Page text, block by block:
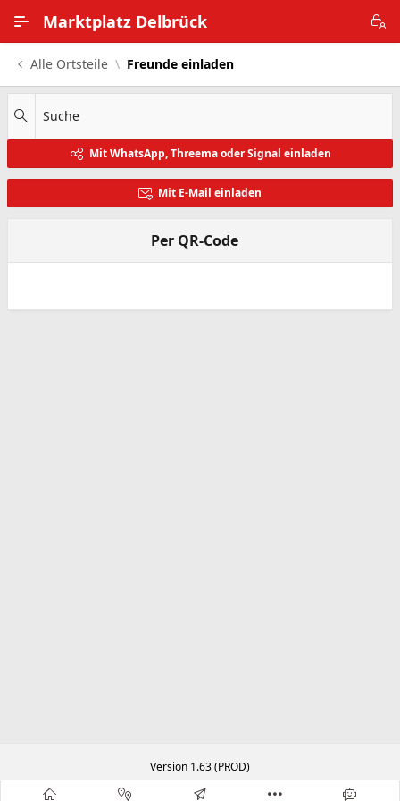
Marktplatz Delbrück
Alle Ortsteile
Impressum
Nutzungsbedingungen
Alle Ortsteile Freunde einladen
Suche
Mit WhatsApp, Threema oder Signal einladen
Mit E-Mail einladen
Per QR-Code
Version 1.63 (PROD)